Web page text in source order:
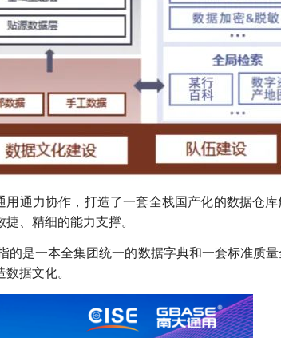
通力协作，打造了一套全栈国产化的数据仓
、精细的能力支撑。
的是一本全集团统一的数据字典和一套标准质
据文化。